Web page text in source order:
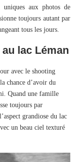
uniques aux photos de
toujours autant par
tous les jours.
lac Léman
avec le shooting
chance d’avoir du
Quand une famille
toujours par
grandiose du lac
un beau ciel texturé